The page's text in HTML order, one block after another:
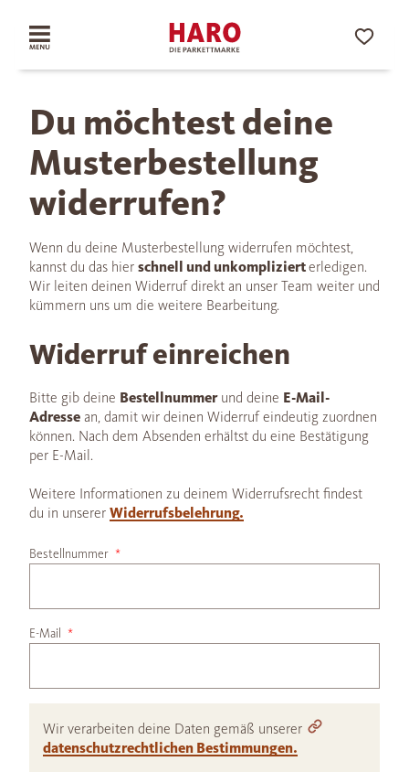
Du möchtest deine
Musterbestellung
widerrufen?
Wenn du deine Musterbestellung widerrufen möchtest,
kannst du das hier schnell und unkomplizierterledigen.
Wir leiten deinen Widerruf direkt an unser Team weiter und
kümmern uns um die weitere Bearbeitung.
Widerruf einreichen
Bitte gib deine Bestellnummerund deine E-Mail-
Adresse an, damit wir deinen Widerruf eindeutig zuordnen
können. Nach dem Absenden erhältst du eine Bestätigung
per E-Mail.
Weitere Informationen zu deinem Widerrufsrecht findest
du in unserer Widerrufsbelehrung.
Bestellnummer
E-Mail
Wir verarbeiten deine Daten gemäß unserer
datenschutzrechtlichen Bestimmungen.